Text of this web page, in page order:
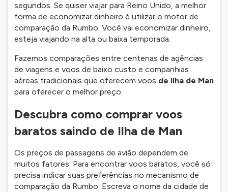
segundos. Se quiser viajar para Reino Unido, a melhor
forma de economizar dinheiro é utilizar o motor de
comparação da Rumbo. Você vai economizar dinheiro,
esteja viajando na alta ou baixa temporada.
Fazemos comparações entre centenas de agências
de viagens e voos de baixo custo e companhias
aéreas tradicionais que oferecem voos de Ilha de Man
para oferecer o melhor preço.
Descubra como comprar voos
baratos saindo de Ilha de Man
Os preços de passagens de avião dependem de
muitos fatores. Para encontrar voos baratos, você só
precisa indicar suas preferências no mecanismo de
comparação da Rumbo. Escreva o nome da cidade de